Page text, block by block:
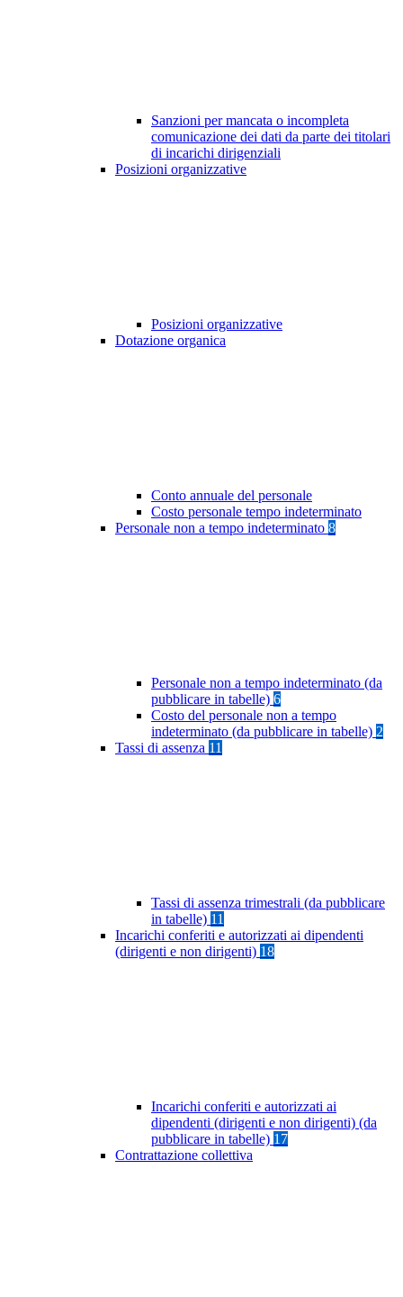
Sanzioni per mancata o incompleta
comunicazione dei dati da parte dei titolari
di incarichi dirigenziali
Posizioni organizzative
Posizioni organizzative
Dotazione organica
Conto annuale del personale
Costo personale tempo indeterminato
Personale non a tempo indeterminato 8
Personale non a tempo indeterminato (da
pubblicare in tabelle) 6
Costo del personale non a tempo
indeterminato (da pubblicare in tabelle) 2
Tassi di assenza 11
Tassi di assenza trimestrali (da pubblicare
in tabelle) 11
Incarichi conferiti e autorizzati ai dipendenti
(dirigenti e non dirigenti) 18
Incarichi conferiti e autorizzati ai
dipendenti (dirigenti e non dirigenti) (da
pubblicare in tabelle) 17
Contrattazione collettiva